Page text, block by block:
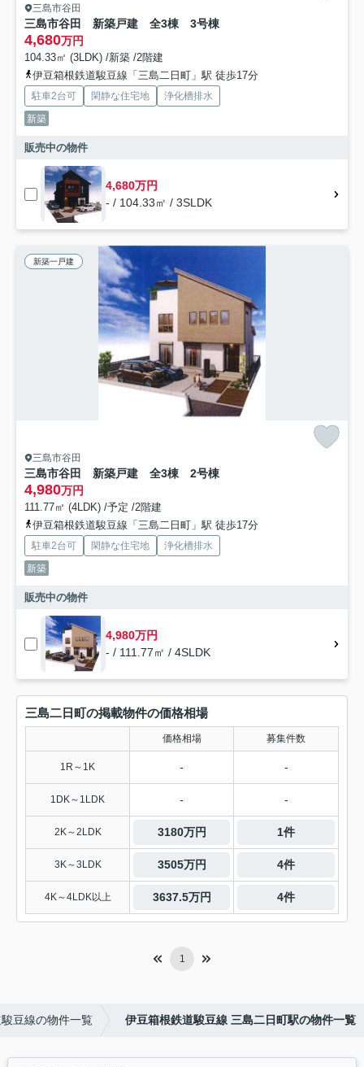
三島市谷田
三島市谷田 新築戸建 全3棟 3号棟
4,680万円
104.33㎡ (3LDK) /新築 /2階建
伊豆箱根鉄道駿豆線「三島二日町」駅 徒歩17分
駐車2台可 閑静な住宅地
浄化槽排水
新築
販売中の物件
4,680万円
- / 104.33㎡ / 3SLDK
新築一戸建
三島市谷田
三島市谷田 新築戸建 全3棟 2号棟
4,980万円
111.77㎡ (4LDK) /予定 /2階建
伊豆箱根鉄道駿豆線「三島二日町」駅 徒歩17分
駐車2台可 閑静な住宅地
浄化槽排水
新築
販売中の物件
4,980万円
- / 111.77㎡ / 4SLDK
三島二日町の掲載物件の価格相場
価格相場 募集件数
1R～1K - -
1DK～1LDK - -
2K～2LDK 3180万円 1件
3K～3LDK 3505万円 4件
4K～4LDK以上 3637.5万円 4件
1
豆線の物件一覧 伊豆箱根鉄道駿豆線 三島二日町駅の物件一覧